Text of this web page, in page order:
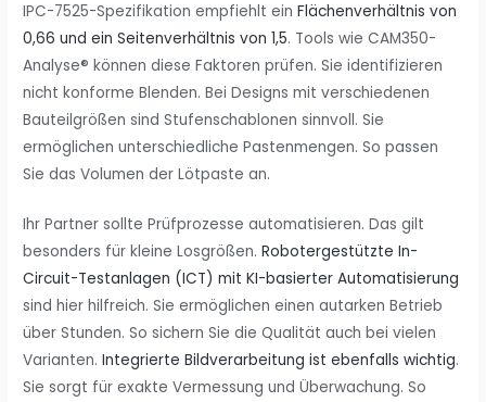
IPC-7525-Spezifikation empfiehlt einFlächenverhältnis von
0,66 und ein Seitenverhältnis von 1,5. Tools wie CAM350-
Analyse® können diese Faktoren prüfen. Sie identifizieren
nicht konforme Blenden. Bei Designs mit verschiedenen
Bauteilgrößen sind Stufenschablonen sinnvoll. Sie
ermöglichen unterschiedliche Pastenmengen. So passen
Sie das Volumen der Lötpaste an.
Ihr Partner sollte Prüfprozesse automatisieren. Das gilt
besonders für kleine Losgrößen.Robotergestützte In-
Circuit-Testanlagen (ICT) mit KI-basierter Automatisierung
sind hier hilfreich. Sie ermöglichen einen autarken Betrieb
über Stunden. So sichern Sie die Qualität auch bei vielen
Varianten.Integrierte Bildverarbeitung ist ebenfalls wichtig.
Sie sorgt für exakte Vermessung und Überwachung. So